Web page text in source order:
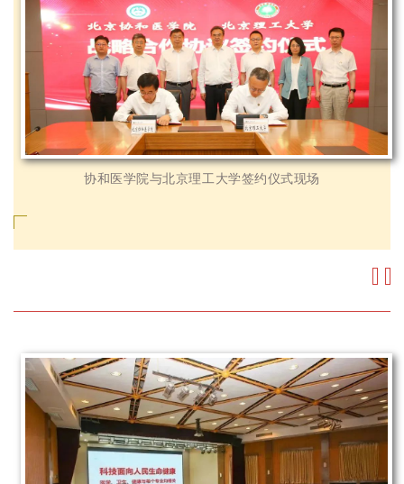
协和医学院与北京理工大学签约仪式现场